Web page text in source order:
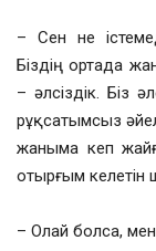
– Сен не
Біздің ортада
– әлсіздік. Біз
рұқсатымсыз
жаныма кеп
отырғым келетін
– Олай болса,